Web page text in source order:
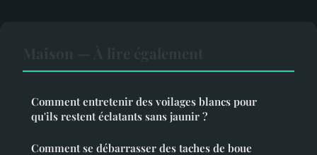
Comment entretenir des voilages blancs pour
qu'ils restent éclatants sans jaunir ?
Comment se débarrasser des taches de boue